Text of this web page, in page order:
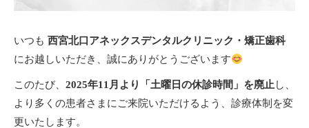
いつも 西宮北口アネックスデンタルクリニック・矯正歯科
にお越しいただき、誠にありがとうございます
このたび、 2025年11月より「土曜日の休診時間」を廃止 し、
より多くの患者さまにご来院いただけるよう、診療体制を変
更いたします。